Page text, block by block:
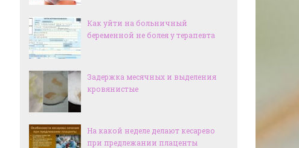
Как уйти на больничный
беременной не болея у терапевта
Задержка месячных и выделения
кровянистые
На какой неделе делают кесарево
при предлежании плаценты